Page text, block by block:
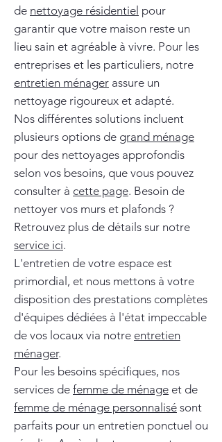
de nettoyage résidentiel pour
garantir que votre maison reste un
lieu sain et agréable à vivre. Pour les
entreprises et les particuliers, notre
entretien ménager assure un
nettoyage rigoureux et adapté.
Nos différentes solutions incluent
plusieurs options de grand ménage
pour des nettoyages approfondis
selon vos besoins, que vous pouvez
consulter à cette page. Besoin de
nettoyer vos murs et plafonds ?
Retrouvez plus de détails sur notre
service ici.
L'entretien de votre espace est
primordial, et nous mettons à votre
disposition des prestations complètes
d'équipes dédiées à l'état impeccable
de vos locaux via notre entretien
ménager.
Pour les besoins spécifiques, nos
services de femme de ménage et de
femme de ménage personnalisé sont
parfaits pour un entretien ponctuel ou